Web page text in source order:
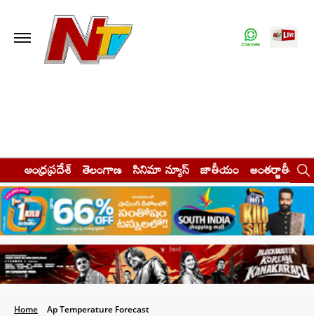
ఆంధ్రప్రదేశ్ తెలంగాణ సినిమా న్యూస్ జాతీయం అంతర్జాతీయం
Home Ap Temperature Forecast